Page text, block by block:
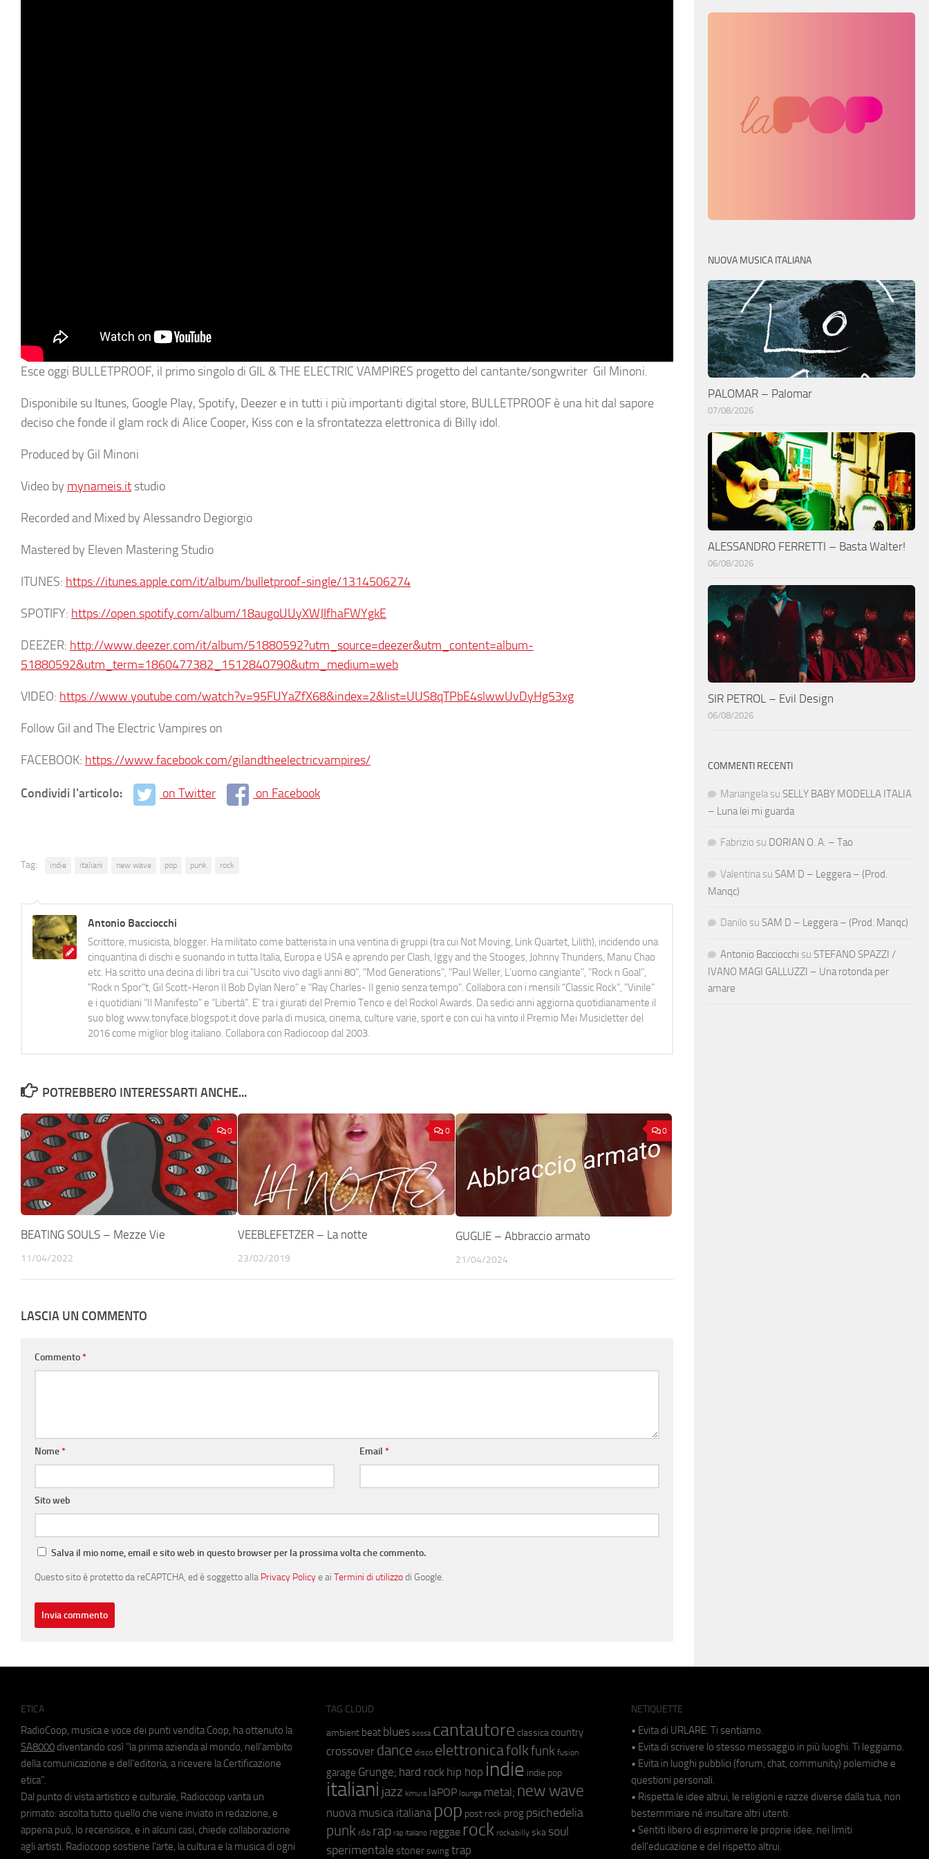
Esce oggi BULLETPROOF, il primo singolo di GIL & THE ELECTRIC VAMPIRES progetto del cantante/songwriter Gil Minoni.
Disponibile su Itunes, Google Play, Spotify, Deezer e in tutti i più importanti digital store, BULLETPROOF è una hit dal sapore
deciso che fonde il glam rock di Alice Cooper, Kiss con e la sfrontatezza elettronica di Billy idol.
Produced by Gil Minoni
Video by mynameis.it studio
Recorded and Mixed by Alessandro Degiorgio
Mastered by Eleven Mastering Studio
ITUNES: https://itunes.apple.com/it/album/bulletproof-single/1314506274
SPOTIFY: https://open.spotify.com/album/18augoUUyXWJIfhaFWYgkE
DEEZER: http://www.deezer.com/it/album/51880592?utm_source=deezer&utm_content=album-
51880592&utm_term=1860477382_1512840790&utm_medium=web
VIDEO: https://www.youtube.com/watch?v=95FUYaZfX68&index=2&list=UUS8qTPbE4slwwUvDyHg53xg
Follow Gil and The Electric Vampires on
FACEBOOK: https://www.facebook.com/gilandtheelectricvampires/
Condividi l'articolo: on Twitter on Facebook
Tag: indie italiani new wave pop punk rock
Antonio Bacciocchi
Scrittore, musicista, blogger. Ha militato come batterista in una ventina di gruppi (tra cui Not Moving, Link Quartet, Lilith), incidendo una
cinquantina di dischi e suonando in tutta Italia, Europa e USA e aprendo per Clash, Iggy and the Stooges, Johnny Thunders, Manu Chao
etc. Ha scritto una decina di libri tra cui "Uscito vivo dagli anni 80", "Mod Generations", "Paul Weller, L’uomo cangiante", "Rock n Goal",
"Rock n Spor"t, Gil Scott-Heron Il Bob Dylan Nero" e "Ray Charles- Il genio senza tempo". Collabora con i mensili “Classic Rock”, "Vinile"
e i quotidiani “Il Manifesto” e “Libertà”. E' tra i giurati del Premio Tenco e del Rockol Awards. Da sedici anni aggiorna quotidianamente il
suo blog www.tonyface.blogspot.it dove parla di musica, cinema, culture varie, sport e con cui ha vinto il Premio Mei Musicletter del
2016 come miglior blog italiano. Collabora con Radiocoop dal 2003.
POTREBBERO INTERESSARTI ANCHE...
0
BEATING SOULS – Mezze Vie
11/04/2022
0
VEEBLEFETZER – La notte
23/02/2019
0
GUGLIE – Abbraccio armato
21/04/2024
LASCIA UN COMMENTO
Commento*
Nome* Email*
Sito web
Salva il mio nome, email e sito web in questo browser per la prossima volta che commento.
Questo sito è protetto da reCAPTCHA, ed è soggetto alla Privacy Policye ai Termini di utilizzodi Google.
NUOVA MUSICA ITALIANA
PALOMAR – Palomar
07/08/2026
ALESSANDRO FERRETTI – Basta Walter!
06/08/2026
SIR PETROL – Evil Design
06/08/2026
COMMENTI RECENTI
Mariangela su SELLY BABY MODELLA ITALIA
– Luna lei mi guarda
Fabrizio su DORIAN O. A. – Tao
Valentina su SAM D – Leggera – (Prod.
Manqc)
Danilo su SAM D – Leggera – (Prod. Manqc)
Antonio Bacciocchi su STEFANO SPAZZI /
IVANO MAGI GALLUZZI – Una rotonda per
amare
ETICA
RadioCoop, musica e voce dei punti vendita Coop, ha ottenuto la
SA8000 diventando così "la prima azienda al mondo, nell'ambito
della comunicazione e dell'editoria, a ricevere la Certificazione
etica".
Dal punto di vista artistico e culturale, Radiocoop vanta un
primato: ascolta tutto quello che viene inviato in redazione, e
appena può, lo recensisce, e in alcuni casi, chiede collaborazione
agli artisti. Radiocoop sostiene l'arte, la cultura e la musica di ogni
TAG CLOUD
ambient beat blues bossa cantautore classica country
crossover dance disco elettronicafolkfunk fusion
garage Grunge; hard rock hip hop indie indie pop
italiani jazz kimura laPOP lounge metal; new wave
nuova musica italiana pop post rock prog psichedelia
punk r&b rap rap italiano reggae rock rockabilly ska soul
sperimentale stoner swing trap
NETIQUETTE
• Evita di URLARE. Ti sentiamo.
• Evita di scrivere lo stesso messaggio in più luoghi. Ti leggiamo.
• Evita in luoghi pubblici (forum, chat, community) polemiche e
questioni personali.
• Rispetta le idee altrui, le religioni e razze diverse dalla tua, non
bestemmiare né insultare altri utenti.
• Sentiti libero di esprimere le proprie idee, nei limiti
dell'educazione e del rispetto altrui.